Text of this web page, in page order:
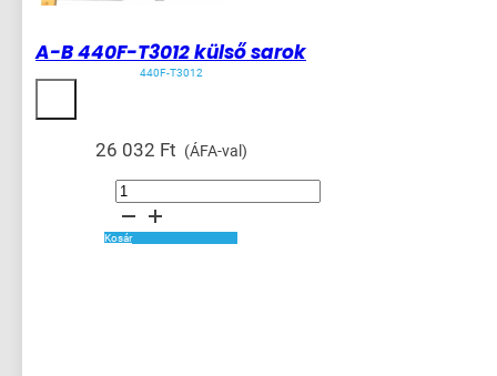
A-B 440F-T3012 külső sarok
440F-T3012
26 032 Ft (ÁFA-val)
A-
T3012
külső
sarok
Kosár